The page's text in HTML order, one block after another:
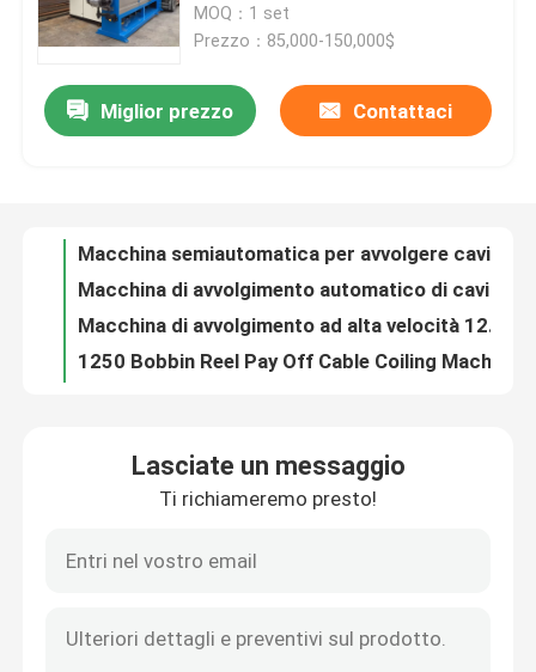
Prodotti
Video
Visita alla fabbrica
Controllo della qualità
Chiedi un preventivo
Machine
MOQ：1 set
Prezzo：85,000-150,000$
Miglior prezzo Contattaci
Macchina semiautomatica per avvolgere cavi per cavi elettrici da 10 16 25 35 mm quadrati
200m/min 1250 macchina automatica di avvolgimento del filo con 1250mm di ripagamento
Macchina automatica di disegno di filo di rame grande / macchina di disegno di alluminio con annealer online
Lasciate un messaggio
Ti richiameremo presto!